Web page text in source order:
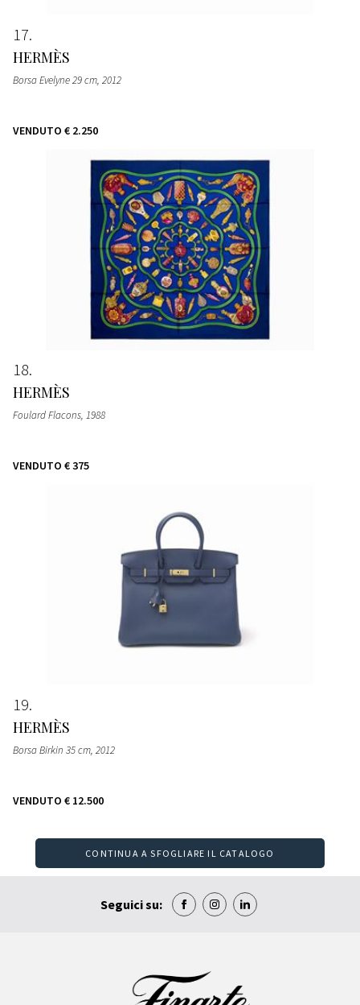
17
HERMÈS
Borsa Evelyne 29 cm, 2012
VENDUTO € 2.250
18
HERMÈS
Foulard Flacons, 1988
VENDUTO € 375
19
HERMÈS
Borsa Birkin 35 cm, 2012
VENDUTO € 12.500
CONTINUA A SFOGLIARE IL CATALOGO
Seguici su: